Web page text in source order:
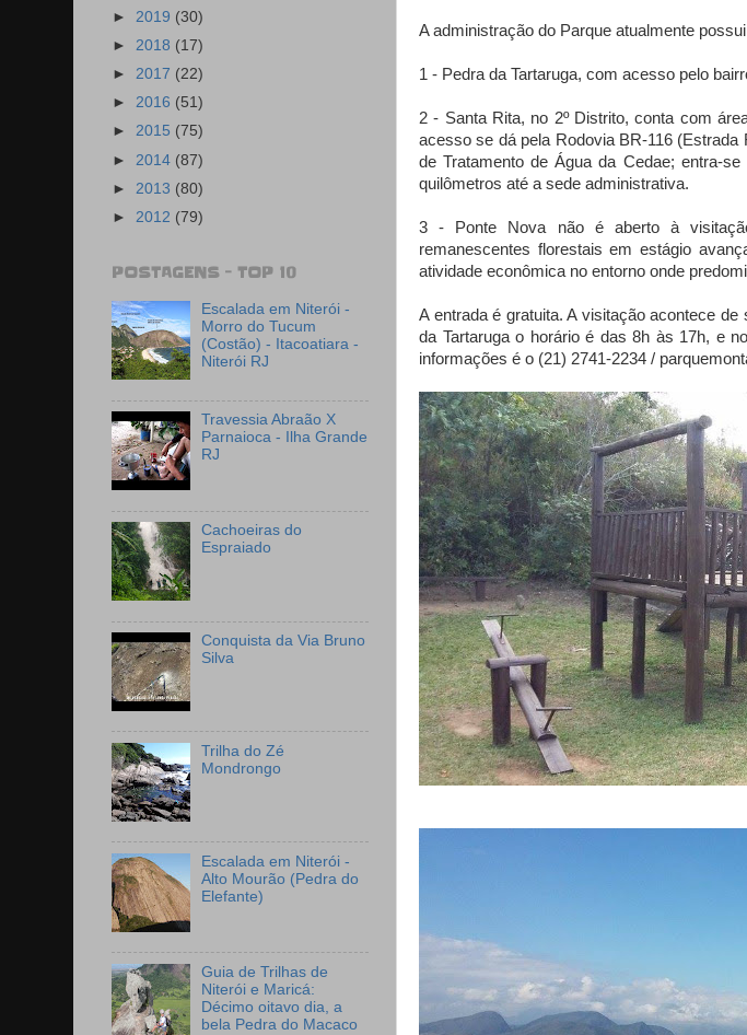
A administração do Parque atualmente
1 - Pedra da Tartaruga, com acesso pelo
2 - Santa Rita, no 2º Distrito, conta com
acesso se dá pela Rodovia BR-116
de Tratamento de Água da Cedae; entra-
quilômetros até a sede administrativa.
3 - Ponte Nova não é aberto à
remanescentes florestais em estágio
atividade econômica no entorno onde
A entrada é gratuita. A visitação acontece
da Tartaruga o horário é das 8h às 17h, e
informações é o (21) 2741-2234 /
► 2019 (30)
► 2018 (17)
► 2017 (22)
► 2016 (51)
► 2015 (75)
► 2014 (87)
► 2013 (80)
► 2012 (79)
POSTAGENS - TOP 10
Escalada em Niterói -
Morro do Tucum
(Costão) - Itacoatiara -
Niterói RJ
Travessia Abraão X
Parnaioca - Ilha Grande
RJ
Cachoeiras do
Espraiado
Conquista da Via Bruno
Silva
Trilha do Zé
Mondrongo
Escalada em Niterói -
Alto Mourão (Pedra do
Elefante)
Guia de Trilhas de
Niterói e Maricá:
Décimo oitavo dia, a
bela Pedra do Macaco